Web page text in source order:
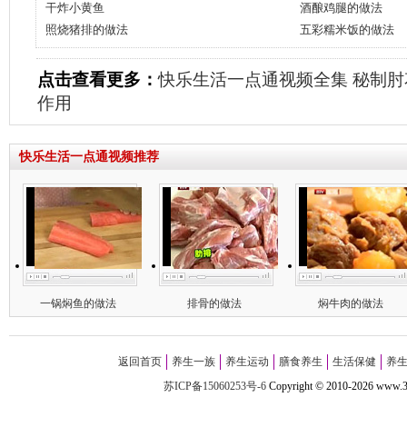
干炸小黄鱼
酒酿鸡腿的做法
照烧猪排的做法
五彩糯米饭的做法
点击查看更多：快乐生活一点通视频全集 秘制
作用
快乐生活一点通视频推荐
一锅焖鱼的做法 排骨的做法 焖牛肉的做法
返回首页 养生一族 养生运动 膳食养生 生活保健
养
苏ICP备15060253号-6Copyright©2010-2026